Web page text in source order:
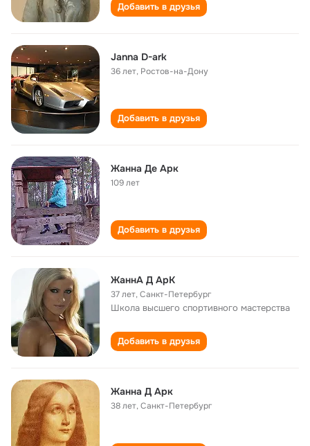
Добавить в друзья
Janna D-ark
36 лет, Ростов-на-Дону
Добавить в друзья
Жанна Де Арк
109 лет
Добавить в друзья
ЖаннА Д АрК
37 лет,Санкт-Петербург
Школа высшего спортивного мастерства
Добавить в друзья
Жанна Д Арк
38 лет,Санкт-Петербург